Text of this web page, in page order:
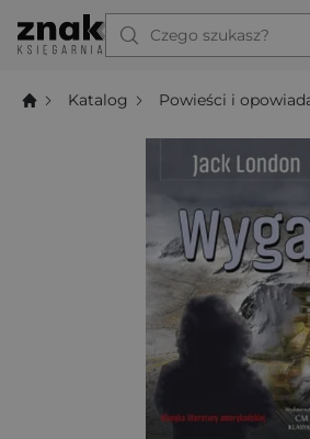
Czego szukasz?
Katalog Powieści i